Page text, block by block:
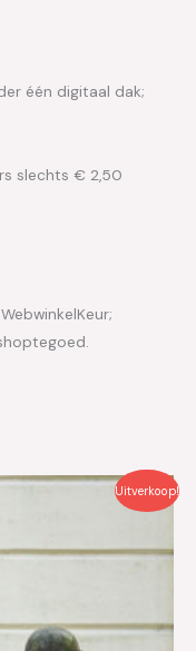
één digitaal dak;
slechts € 2,50
Uitverkoop!